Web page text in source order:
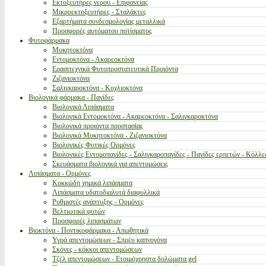
Εκτοξευτήρες νερού - Επιφανείας
Μικροεκτοξευτήρες - Σταλάκτες
Εξαρτήματα συνδεσμολογίας μεταλλικά
Προσφορές αυτόματου ποτίσματος
Φυτοφάρμακα
Μυκητοκτόνα
Εντομοκτόνα - Ακαρεοκτόνα
Ερασιτεχνικά Φυτοπροστατευτικά Προιόντα
Ζιζανιοκτόνα
Σαλιγκαροκτόνα - Κοχλιοκτόνα
Βιολογικά φάρμακα - Παγίδες
Βιολογικά Λιπάσματα
Βιολογικά Εντομοκτόνα - Ακαρεοκτόνα - Σαλιγκαροκτόνα
Βιολογικά προιόντα προστασίας
Βιολογικά Μυκητοκτόνα - Ζιζανιοκτόνα
Βιολογικές Φυτικές Ορμόνες
Βιολογικές Εντομοπαγίδες - Σαλιγκαροπαγίδες - Παγίδες ερπετών -
Σκευάσματα βιολογικά για απεντομώσεις
Λιπάσματα - Ορμόνες
Κοκκώδη χημικά λιπάσματα
Λιπάσματα υδατοδιαλυτά διαφυλλικά
Ρυθμιστές ανάπτυξης - Ορμόνες
Βελτιωτικά φυτών
Προσφορές λιπασμάτων
Βιοκτόνα - Ποντικοφάρμακα - Απωθητικά
Υγρά απεντομώσεων - Σπρέυ καπνογόνα
Σκόνες - κόκκοι απεντομώσεων
Τζέλ απεντομώσεων - Ετοιμόχρηστα δολώματα gel